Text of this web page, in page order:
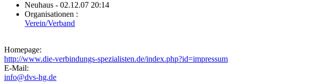
Neuhaus - 02.12.07 20:14
Organisationen :
Verein/Verband
Homepage:
http://www.die-verbindungs-spezialisten.de/index.php?id=impressum
E-Mail:
info@dvs-hg.de